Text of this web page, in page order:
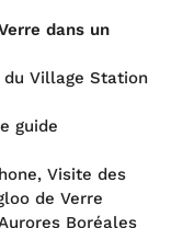
dans un
Village Station
guide
Visite des
de Verre
Boréales